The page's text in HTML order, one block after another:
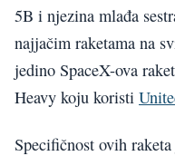
5B i njezina mlađa
najjačim raketama na
jedino SpaceX-ova
Heavy koju koristi
Specifičnost ovih